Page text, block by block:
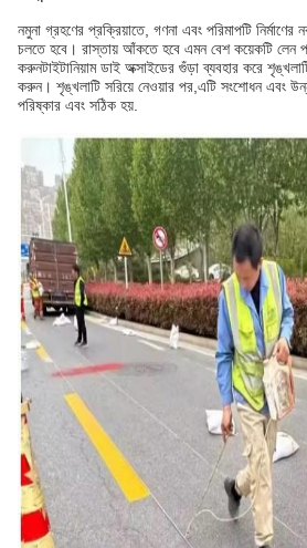
নমুনা গ্রহণের প্রক্রিয়াতে, গণনা এবং পরিমাপটি নির্মাণের
চলতে হবে। রাস্তায় আঁকতে হবে এমন বেশ কয়েকটি লেন
করুনটাইটানিয়াম ডাই অক্সাইডের গুঁড়া ব্যবহার করে
করুন। শৃঙ্খলাটি সরিয়ে নেওয়ার পর,এটি সংশোধন এবং
পরিষ্কার এবং সঠিক হয়.